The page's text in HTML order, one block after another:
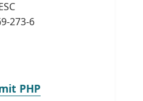
273-6
PHP